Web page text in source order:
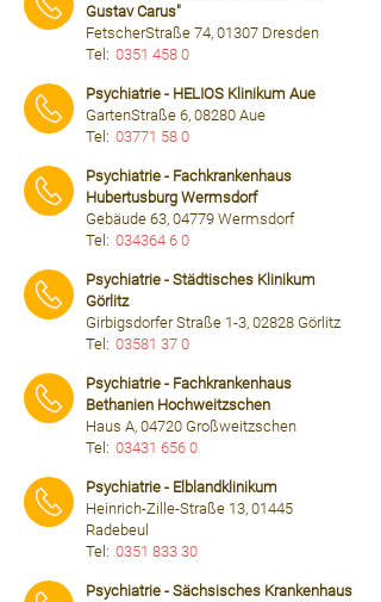
Gustav Carus"
FetscherStraße 74, 01307 Dresden
Tel: 0351 458 0
Psychiatrie - HELIOS Klinikum Aue
GartenStraße 6, 08280 Aue
Tel: 03771 58 0
Psychiatrie - Fachkrankenhaus
Hubertusburg Wermsdorf
Gebäude 63, 04779 Wermsdorf
Tel: 034364 6 0
Psychiatrie - Städtisches Klinikum
Görlitz
Girbigsdorfer Straße 1-3, 02828 Görlitz
Tel: 03581 37 0
Psychiatrie - Fachkrankenhaus
Bethanien Hochweitzschen
Haus A, 04720 Großweitzschen
Tel: 03431 656 0
Psychiatrie - Elblandklinikum
Heinrich-Zille-Straße 13, 01445
Radebeul
Tel: 0351 833 30
Psychiatrie - Sächsisches Krankenhaus